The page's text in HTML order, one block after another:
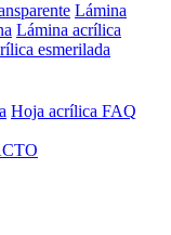
Lámina
Lámina acrílica
esmerilada
Hoja acrílica FAQ